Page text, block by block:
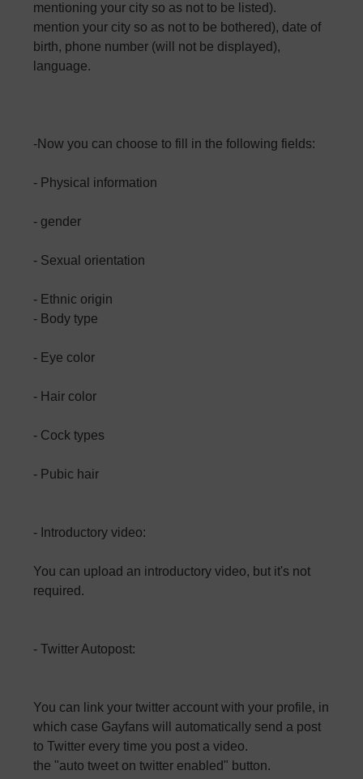
mentioning your city so as not to be listed).
mention your city so as not to be bothered), date of
birth, phone number (will not be displayed),
language.
-Now you can choose to fill in the following fields:
- Physical information
- gender
- Sexual orientation
- Ethnic origin
- Body type
- Eye color
- Hair color
- Cock types
- Pubic hair
- Introductory video:
You can upload an introductory video, but it's not
required.
- Twitter Autopost:
You can link your twitter account with your profile, in
which case Gayfans will automatically send a post
to Twitter every time you post a video.
the "auto tweet on twitter enabled" button.